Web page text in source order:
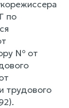
по
№ от